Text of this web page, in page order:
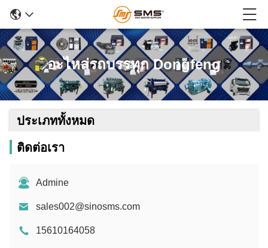
อะไหล่รถบรรทุก Dongfeng
ประเภททั้งหมด
ติดต่อเรา
Admine
sales002@sinosms.com
15610164058